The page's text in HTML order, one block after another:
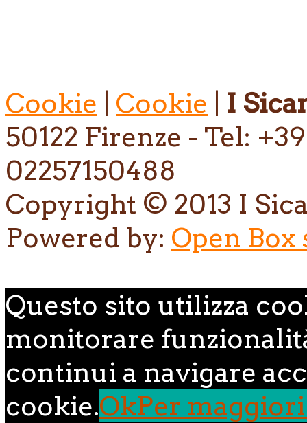
Cookie Cookie
I
50122 Firenze - Tel:
02257150488
Copyright © 2013 I
Powered by: Open Box
Questo sito utilizza
monitorare
continui a navigare
cookie.OkPer